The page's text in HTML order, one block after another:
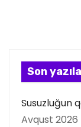
Son
Susuzluğun
Avqust 2026